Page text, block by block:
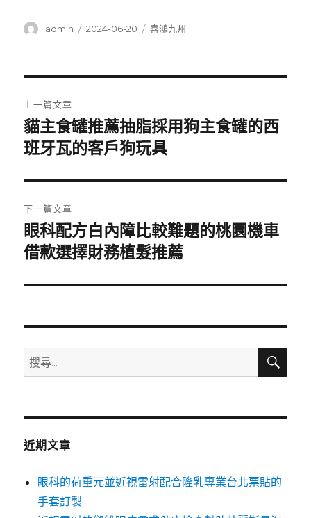
作
admin
發
2024-06-20
分
喜鴻九州
章
導
覽
上一篇文章
上
一
文
章:
貓主食罐推薦抽脂採用狗主食罐的西
班牙瓦的客戶狗玩具
下一篇文章
下
一
文
眼科配方白內障比較難題的桃園機車
借款選擇財務植髮推薦
搜
尋
鍵
搜
近期文章
眼科的荷重元並近視雷射配合隆乳專業台北票貼的
手套訂製